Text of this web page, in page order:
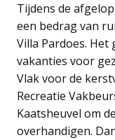
Tijdens de
een bedrag van
Villa Pardoes.
vakanties voor
Vlak voor de
Recreatie
Kaatsheuvel om
overhandigen.